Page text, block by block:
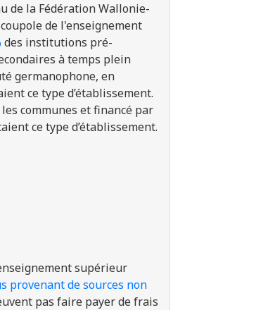
de la Fédération Wallonie-
de l'enseignement
des institutions pré-
à temps plein
germanophone, en
ce type d’établissement.
communes et financé par
ce type d’établissement.
supérieur
provenant de sources non
pas faire payer de frais